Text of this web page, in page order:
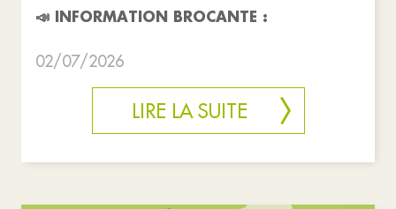
📣 INFORMATION BROCANTE :
02/07/2026
LIRE LA SUITE